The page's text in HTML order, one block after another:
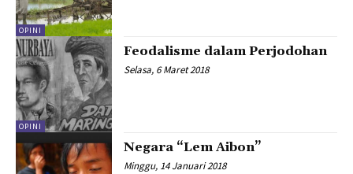
OPINI
OPINI
Feodalisme dalam Perjodohan
Selasa, 6 Maret 2018
Negara “Lem Aibon”
Minggu, 14 Januari 2018